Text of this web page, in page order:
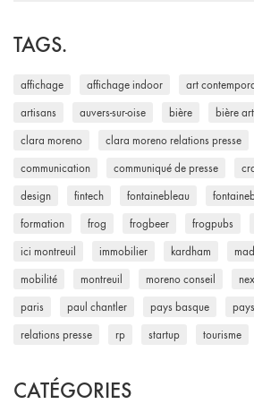
TAGS.
affichage affichage indoor art
artisans auvers-sur-oise bière bière
clara moreno clara moreno relations presse
communication communiqué de presse
design fintech fontainebleau
formation frog frogbeer frogpubs
ici montreuil immobilier kardham
mobilité montreuil moreno conseil
paris paul chantler pays basque
relations presse rp startup tourisme
CATÉGORIES